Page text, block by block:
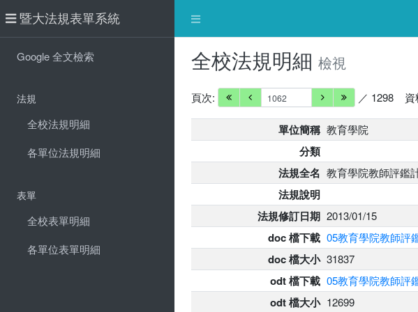
暨大法規表單系統
Google 全文檢索
法規
全校法規明細
各單位法規明細
表單
全校表單明細
各單位表單明細
全校法規明細 檢視
頁次: ／ 1298
單位簡稱 教育學院
分類
法規全名 教育學院教師評鑑
法規說明
法規修訂日期 2013/01/15
doc 檔下載 05教育學院教師評
doc 檔大小 31837
odt 檔下載 05教育學院教師評
odt 檔大小 12699